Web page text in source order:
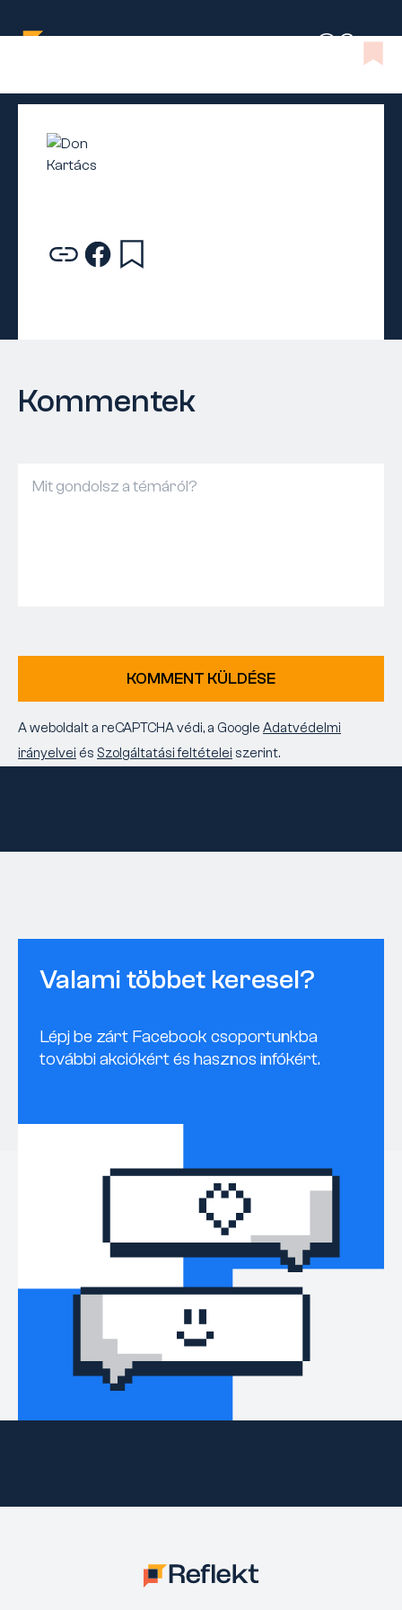
Kommentek
KOMMENT KÜLDÉSE
A weboldalt a reCAPTCHA védi, a Google Adatvédelmi
irányelvei és Szolgáltatási feltételei szerint.
Valami többet keresel?
Lépj be zárt Facebook csoportunkba
további akciókért és hasznos infókért.